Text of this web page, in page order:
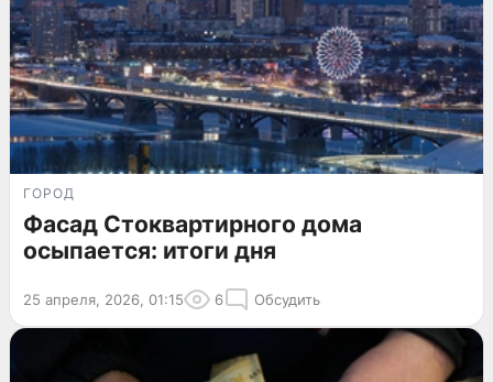
ГОРОД
Фасад Стоквартирного дома
осыпается: итоги дня
25 апреля, 2026, 01:15 6 Обсудить